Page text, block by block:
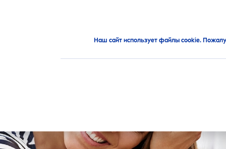
Наш сайт использует файлы cookie.
Уход за кожей Мой рецепт